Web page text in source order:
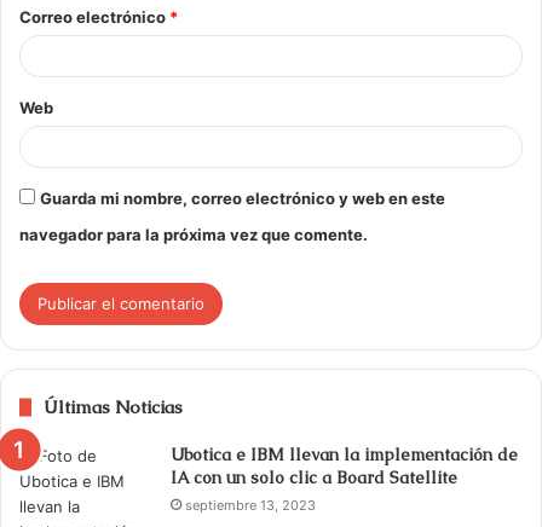
Correo electrónico *
Web
Guarda mi nombre, correo electrónico y web en este
navegador para la próxima vez que comente.
Últimas Noticias
Ubotica e IBM llevan la implementación de
IA con un solo clic a Board Satellite
septiembre 13, 2023